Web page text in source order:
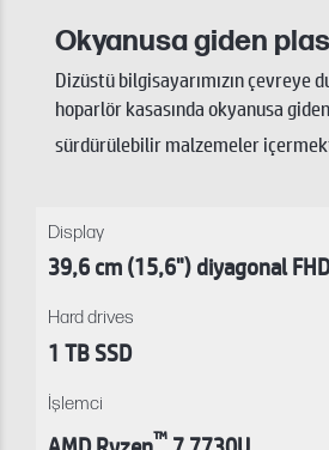
Okyanusa giden
Dizüstü bilgisayarımızın çevreye
hoparlör kasasında okyanusa
sürdürülebilir malzemeler
Display
39,6 cm (15,6") diyagonal
Hard drives
1 TB SSD
İşlemci
™